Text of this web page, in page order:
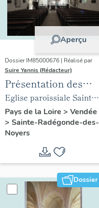
Aperçu
Dossier IM85000676 | Réalisé par
Suire Yannis (Rédacteur)
Présentation des
objets mobiliers de
l'église de Sainte-
Radégonde-des-
Noyers
Eglise paroissiale Sainte
Radegonde de Sainte-
Radégonde-des-Noyers
Pays de la Loire > Vendée
> Sainte-Radégonde-des-
Noyers
Dossier